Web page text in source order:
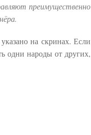
преимущественно
на скринах. Если
одни народы от других,